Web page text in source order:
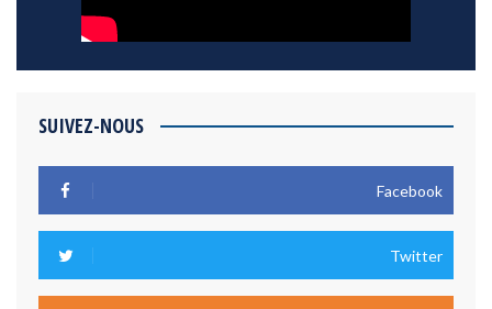
SUIVEZ-NOUS
Facebook
Twitter